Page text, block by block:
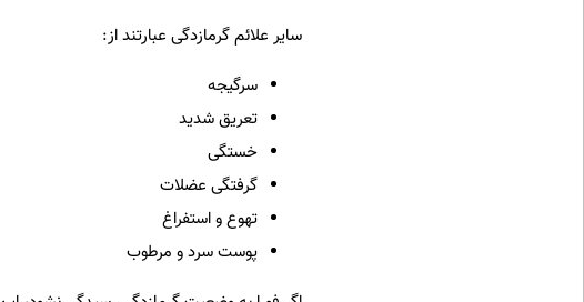
سایر علائم گرمازدگی عبارتند از:
سرگیجه
تعریق شدید
خستگی
گرفتگی عضلات
تهوع و استفراغ
پوست سرد و مرطوب